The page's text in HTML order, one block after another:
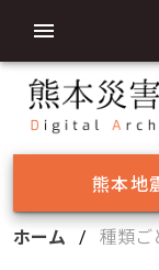
熊本地
ホーム / 種類ご